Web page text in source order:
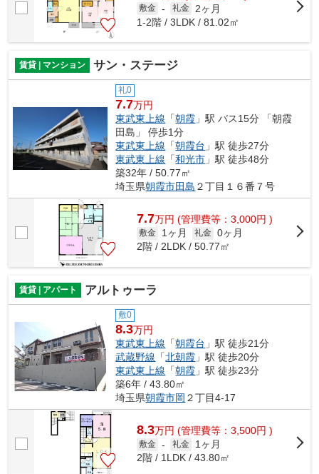
敷金 - 礼金
2ヶ月
1-2階 / 3LDK / 81.02㎡
賃貸 | マンション サン・ステージ
礼0
7.7万円
東武東上線 「朝霞 」駅 バス15分 「朝霞
田島」 停歩1分
東武東上線 「朝霞台 」駅 徒歩27分
東武東上線 「和光市 」駅 徒歩48分
築32年 / 50.77㎡
埼玉県朝霞市田島 ２丁目１６番７号
7.7万円 (管理費等：3,000円 )
敷金 1ヶ月 礼金 0ヶ月
2階 / 2LDK / 50.77㎡
賃貸 | アパート アルトゥーラ
敷0
8.3万円
東武東上線 「朝霞台 」駅 徒歩21分
武蔵野線 「北朝霞 」駅 徒歩20分
東武東上線 「朝霞 」駅 徒歩23分
築6年 / 43.80㎡
埼玉県朝霞市岡 ２丁目4-17
8.3万円 (管理費等：3,500円 )
敷金 - 礼金
1ヶ月
2階 / 1LDK / 43.80㎡